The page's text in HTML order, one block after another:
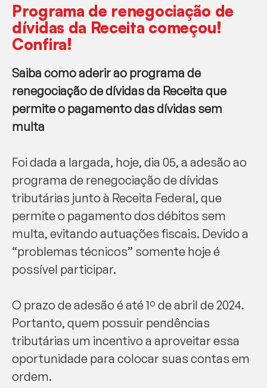
Programa de renegociação de
dívidas da Receita começou!
Confira!
Saiba como aderir ao programa de
renegociação de dívidas da Receita que
permite o pagamento das dívidas sem
multa
Foi dada a largada, hoje, dia 05, a adesão ao
programa de renegociação de dívidas
tributárias junto à Receita Federal, que
permite o pagamento dos débitos sem
multa, evitando autuações fiscais. Devido a
“problemas técnicos” somente hoje é
possível participar.
O prazo de adesão é até 1º de abril de 2024.
Portanto, quem possuir pendências
tributárias um incentivo a aproveitar essa
oportunidade para colocar suas contas em
ordem.